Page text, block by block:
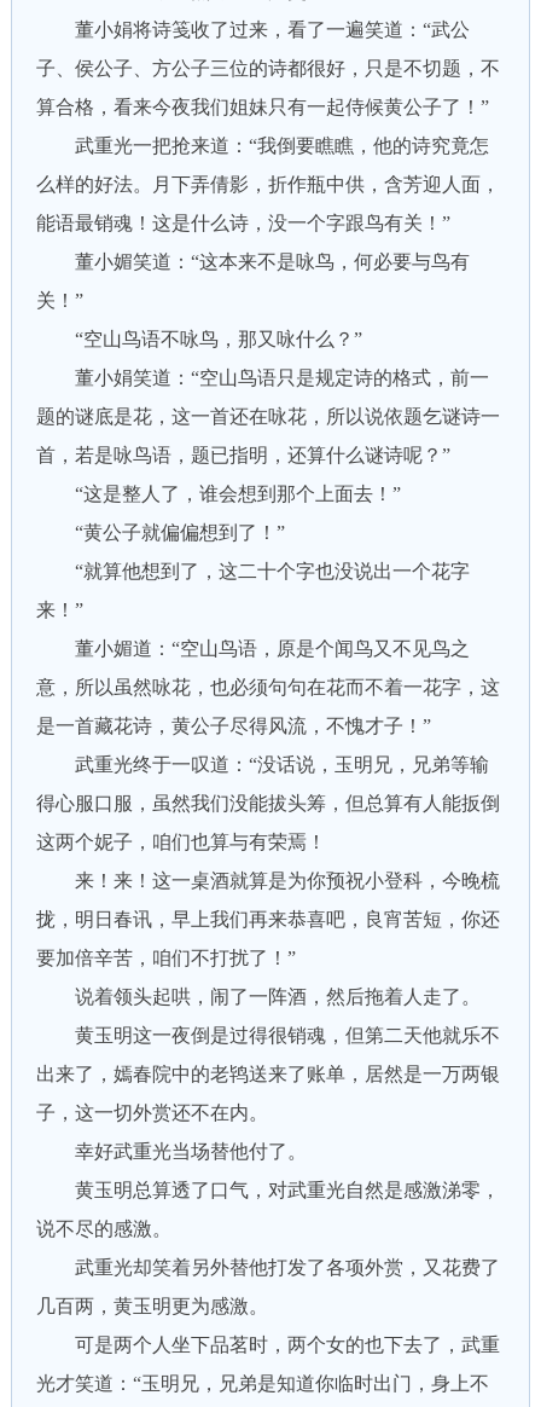
董小娟将诗笺收了过来，看了一遍笑道：“武公
子、侯公子、方公子三位的诗都很好，只是不切题，不
算合格，看来今夜我们姐妹只有一起侍候黄公子了！”
武重光一把抢来道：“我倒要瞧瞧，他的诗究竟怎
么样的好法。月下弄倩影，折作瓶中供，含芳迎人面，
能语最销魂！这是什么诗，没一个字跟鸟有关！”
董小媚笑道：“这本来不是咏鸟，何必要与鸟有
关！”
“空山鸟语不咏鸟，那又咏什么？”
董小娟笑道：“空山鸟语只是规定诗的格式，前一
题的谜底是花，这一首还在咏花，所以说依题乞谜诗一
首，若是咏鸟语，题已指明，还算什么谜诗呢？”
“这是整人了，谁会想到那个上面去！”
“黄公子就偏偏想到了！”
“就算他想到了，这二十个字也没说出一个花字
来！”
董小媚道：“空山鸟语，原是个闻鸟又不见鸟之
意，所以虽然咏花，也必须句句在花而不着一花字，这
是一首藏花诗，黄公子尽得风流，不愧才子！”
武重光终于一叹道：“没话说，玉明兄，兄弟等输
得心服口服，虽然我们没能拔头筹，但总算有人能扳倒
这两个妮子，咱们也算与有荣焉！
来！来！这一桌酒就算是为你预祝小登科，今晚梳
拢，明日春讯，早上我们再来恭喜吧，良宵苦短，你还
要加倍辛苦，咱们不打扰了！”
说着领头起哄，闹了一阵酒，然后拖着人走了。
黄玉明这一夜倒是过得很销魂，但第二天他就乐不
出来了，嫣春院中的老鸨送来了账单，居然是一万两银
子，这一切外赏还不在内。
幸好武重光当场替他付了。
黄玉明总算透了口气，对武重光自然是感激涕零，
说不尽的感激。
武重光却笑着另外替他打发了各项外赏，又花费了
几百两，黄玉明更为感激。
可是两个人坐下品茗时，两个女的也下去了，武重
光才笑道：“玉明兄，兄弟是知道你临时出门，身上不